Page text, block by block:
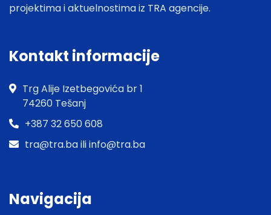
projektima i aktuelnostima iz TRA agencije.
Kontakt informacije
Trg Alije Izetbegovića br 1
74260 Tešanj
+387 32 650 608
tra@tra.ba ili info@tra.ba
Navigacija